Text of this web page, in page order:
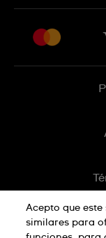
Empleo
Sitemap
Acepto que
similares para